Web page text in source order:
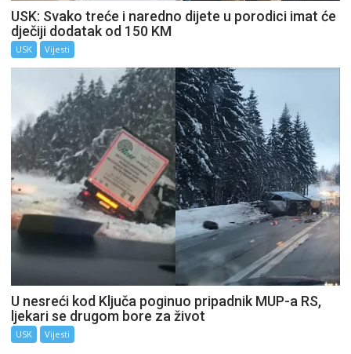
USK: Svako treće i naredno dijete u porodici imat će
dječiji dodatak od 150 KM
USK Vijesti
U nesreći kod Ključa poginuo pripadnik MUP-a RS,
ljekari se drugom bore za život
USK Vijesti